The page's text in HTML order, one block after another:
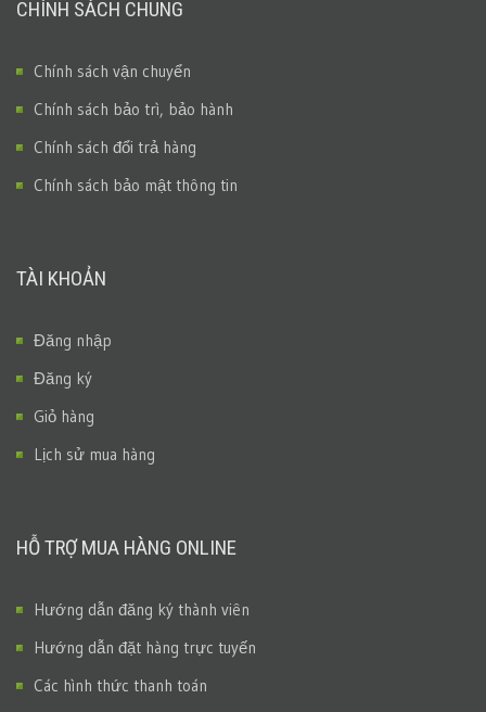
CHÍNH SÁCH CHUNG
Chính sách vận chuyển
Chính sách bảo trì, bảo hành
Chính sách đổi trả hàng
Chính sách bảo mật thông tin
TÀI KHOẢN
Đăng nhập
Đăng ký
Giỏ hàng
Lịch sử mua hàng
HỖ TRỢ MUA HÀNG ONLINE
Hướng dẫn đăng ký thành viên
Hướng dẫn đặt hàng trực tuyến
Các hình thức thanh toán